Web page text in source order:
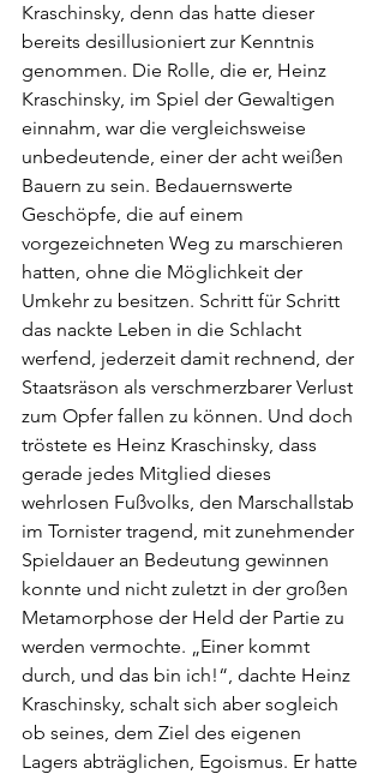
Kraschinsky, denn das hatte dieser
bereits desillusioniert zur Kenntnis
genommen. Die Rolle, die er, Heinz
Kraschinsky, im Spiel der Gewaltigen
einnahm, war die vergleichsweise
unbedeutende, einer der acht weißen
Bauern zu sein. Bedauernswerte
Geschöpfe, die auf einem
vorgezeichneten Weg zu marschieren
hatten, ohne die Möglichkeit der
Umkehr zu besitzen. Schritt für Schritt
das nackte Leben in die Schlacht
werfend, jederzeit damit rechnend, der
Staatsräson als verschmerzbarer Verlust
zum Opfer fallen zu können. Und doch
tröstete es Heinz Kraschinsky, dass
gerade jedes Mitglied dieses
wehrlosen Fußvolks, den Marschallstab
im Tornister tragend, mit zunehmender
Spieldauer an Bedeutung gewinnen
konnte und nicht zuletzt in der großen
Metamorphose der Held der Partie zu
werden vermochte. „Einer kommt
durch, und das bin ich!“, dachte Heinz
Kraschinsky, schalt sich aber sogleich
ob seines, dem Ziel des eigenen
Lagers abträglichen, Egoismus. Er hatte